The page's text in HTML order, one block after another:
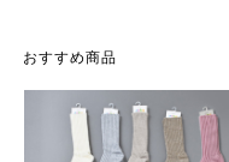
おすすめ商品